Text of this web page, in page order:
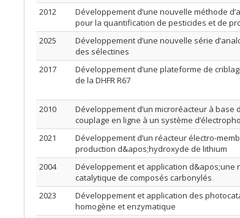
2012
Développement d’une nouvelle méthode
pour la quantification de pesticides et de
2025
Développement d’une nouvelle série
des sélectines
2017
Développement d’une plateforme de
de la DHFR R67
2010
Développement d’un microréacteur à base
couplage en ligne à un système
2021
Développement d’un réacteur électro-
production d&apos;hydroxyde de lithium
2004
Développement et application
catalytique de composés carbonylés
2023
Développement et application des
homogène et enzymatique